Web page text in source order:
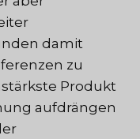
damit
zu
Produkt
aufdrängen